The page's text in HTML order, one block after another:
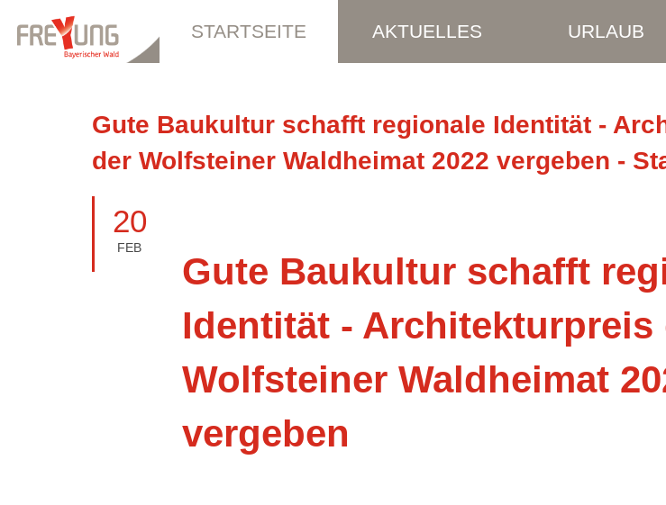
STARTSEITE AKTUELLES URLAUB
Gute Baukultur schafft regionale Identität -
der Wolfsteiner Waldheimat 2022 vergeben -
Gute Baukultur schafft
Identität - Architekturpreis
Wolfsteiner Waldheimat
vergeben
20
FEB